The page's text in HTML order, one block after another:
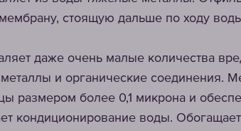
стоящую дальше по ходу
даже очень малые количества
и органические соединения.
размером более 0,1 микрона и
кондиционирование воды.